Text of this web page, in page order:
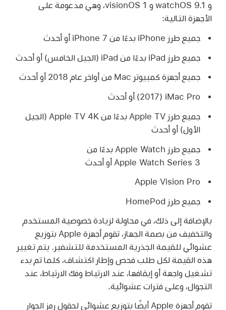
و watchOS 9.1 و visionOS 1، وهي مدعومة على
الأجهزة التالية:
جميع طرز iPhone بدءًا من iPhone 7 أو أحدث
جميع طرز iPad بدءًا من iPad (الجيل الخامس) أو أحدث
جميع أجهزة كمبيوتر Mac من أواخر عام 2018 أو أحدث
iMac Pro ‏(2017) أو أحدث
جميع طرزApple TV بدءًا من Apple TV 4K (الجيل
الأول) أو أحدث
جميع طرز Apple Watch بدءًا من
Apple Watch Series 3 أو أحدث
Apple Vision Pro
جميع طرز HomePod
بالإضافة إلى ذلك، في محاولة لزيادة خصوصية المستخدم
والتخفيف من بصمة الجهاز، تقوم أجهزة Apple بتوزيع
عشوائي للقيمة الجذرية المستخدمة للتشفير. يتم تغيير
هذه القيمة لكل طلب فحص وإطار اكتشاف، كلما تم بدء
تشغيل واجهة أو إيقافها، عند الارتباط وفك الارتباط، عند
التجوال، وعلى فترات عشوائية.
تقوم أجهزة Apple أيضًا بتوزيع عشوائي لحقول رمز الحوار